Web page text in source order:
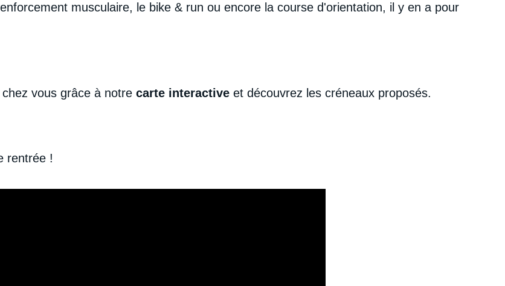
musculaire, le bike & run ou encore la course d'orientation, il y en a pour
chez vous grâce à notrecarte interactive et découvrez les créneaux proposés.
rentrée !